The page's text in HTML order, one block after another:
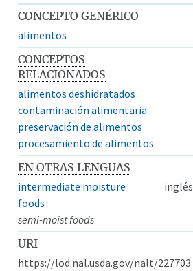
CONCEPTO GENÉRICO
alimentos
CONCEPTOS
RELACIONADOS
alimentos deshidratados
contaminación alimentaria
preservación de alimentos
procesamiento de alimentos
EN OTRAS LENGUAS
intermediate moisture
foods
inglés
semi-moist foods
URI
https://lod.nal.usda.gov/nalt/227703